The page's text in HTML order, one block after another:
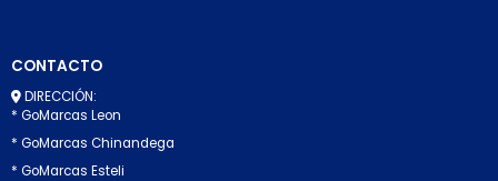
CONTACTO
DIRECCIÓN:
* GoMarcas Leon
* GoMarcas Chinandega
* GoMarcas Esteli